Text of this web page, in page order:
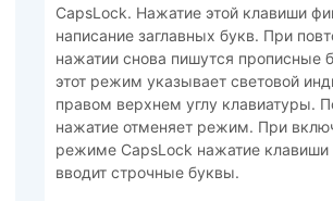
CapsLock. Нажатие этой клавиши
написание заглавных букв. При
нажатии снова пишутся прописные
этот режим указывает световой
правом верхнем углу клавиатуры.
нажатие отменяет режим. При
режиме CapsLock нажатие клавиши
вводит строчные буквы.